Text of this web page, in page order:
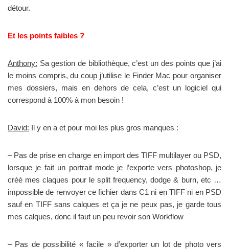
détour.
Et les points faibles ?
Anthony: Sa gestion de bibliothèque, c’est un des points que j’ai
le moins compris, du coup j’utilise le Finder Mac pour organiser
mes dossiers, mais en dehors de cela, c’est un logiciel qui
correspond à 100% à mon besoin !
David: Il y en a et pour moi les plus gros manques :
– Pas de prise en charge en import des TIFF multilayer ou PSD,
lorsque je fait un portrait mode je l’exporte vers photoshop, je
créé mes claques pour le split frequency, dodge & burn, etc …
impossible de renvoyer ce fichier dans C1 ni en TIFF ni en PSD
sauf en TIFF sans calques et ça je ne peux pas, je garde tous
mes calques, donc il faut un peu revoir son Workflow
– Pas de possibilité « facile » d’exporter un lot de photo vers